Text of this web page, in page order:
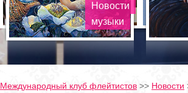
Новости
музыки
Международный клуб флейтистов >> Новости